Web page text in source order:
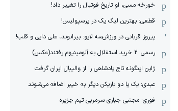
خورخه مسی، او تاریخ فوتبال را تغییر داد!
قطعی: بهترین لیگ یک در پرسپولیس!
پیروز قربانی در ورزش‌سه لایو: بیرانوند، علی دایی و قلب!
رسمی: 2 خرید استقلال به آلومینیوم رفتند(عکس)
ژاپن اینگونه تاج پادشاهی را از والیبال ایران گرفت
عبدی: یک یا دو بازیکن دیگر به خیبر اضافه می‌شوند
فوری: مجتبی جباری سرمربی تیم جزیره